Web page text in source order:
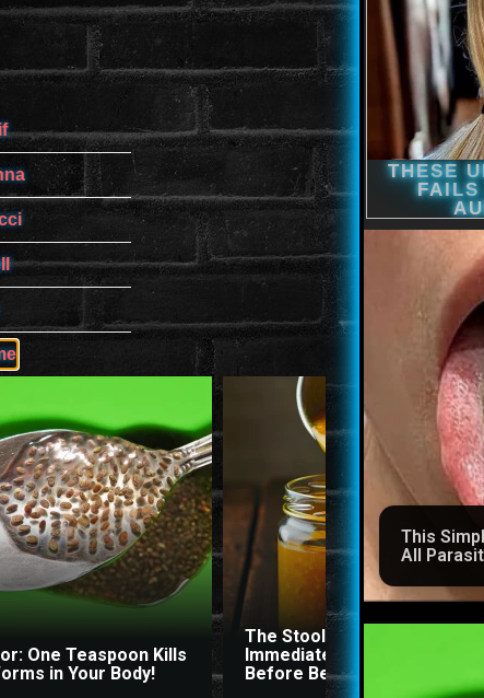
One Teaspoon Kills
in Your Body!
The Stool Will Fly Out
Immediately If You Drink It
Before Bed
This
All